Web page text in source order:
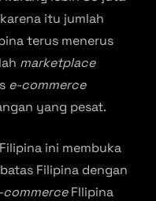
itu jumlah
terus menerus
marketplace
e-commerce
yang pesat.
ini membuka
Filipina dengan
commerceFIlipina